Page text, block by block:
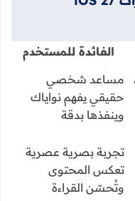
الفائدة للمستخدم
مساعد شخصي
حقيقي يفهم نواياك
وينفذها بدقة
تجربة بصرية عصرية
تعكس المحتوى
وتُحسّن القراءة